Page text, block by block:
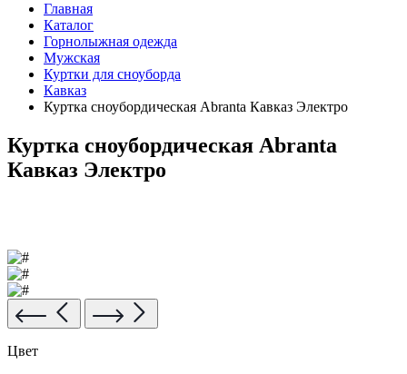
Главная
Каталог
Горнолыжная одежда
Мужская
Куртки для сноуборда
Кавказ
Куртка сноубордическая Abranta Кавказ Электро
Куртка сноубордическая Abranta
Кавказ Электро
Цвет